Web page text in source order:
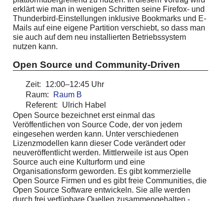
erklärt wie man in wenigen Schritten seine Firefox- und
Thunderbird-Einstellungen inklusive Bookmarks und E-
Mails auf eine eigene Partition verschiebt, so dass man
sie auch auf dem neu installierten Betriebssystem
nutzen kann.
Open Source und Community-Driven
Zeit:
12:00–12:45 Uhr
Raum:
Raum B
Referent:
Ulrich Habel
Open Source bezeichnet erst einmal das
Veröffentlichen von Source Code, der von jedem
eingesehen werden kann. Unter verschiedenen
Lizenzmodellen kann dieser Code verändert oder
neuveröffentlicht werden. Mittlerweile ist aus Open
Source auch eine Kulturform und eine
Organisationsform geworden. Es gibt kommerzielle
Open Source Firmen und es gibt freie Communities, die
Open Source Software entwickeln. Sie alle werden